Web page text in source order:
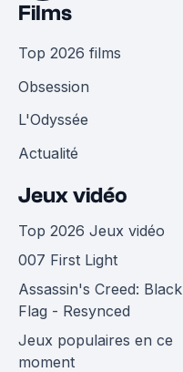
Films
Top 2026 films
Obsession
L'Odyssée
Actualité
Jeux vidéo
Top 2026 Jeux vidéo
007 First Light
Assassin's Creed: Black
Flag - Resynced
Jeux populaires en ce
moment